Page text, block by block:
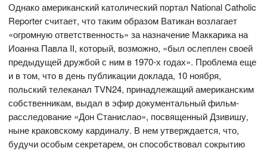
Однако американский католический портал National Catholic
Reporter считает, что таким образом Ватикан возлагает
«огромную ответственность» за назначение Маккарика на
Иоанна Павла II, который, возможно, «был ослеплен своей
предыдущей дружбой с ним в 1970-х годах». Проблема еще
и в том, что в день публикации доклада, 10 ноября,
польский телеканал TVN24, принадлежащий американским
собственникам, выдал в эфир документальный фильм-
расследование «Дон Станислао», посвященный Дзивишу,
ныне краковскому кардиналу. В нем утверждается, что,
будучи особым секретарем, он способствовал сокрытию